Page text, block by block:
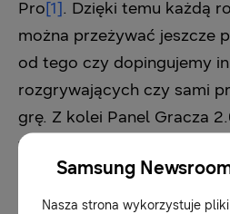
Pro[1]. Dzięki temu każdą
można przeżywać jeszcze
od tego czy dopingujemy
rozgrywających czy sami
grę. Z kolei Panel Gracza
wszechstronne i intuicyjne
błyskawicznie sprawdzić
na sekundę klatek (FPS) i
Samsung
Nasza strona wykorzystuje